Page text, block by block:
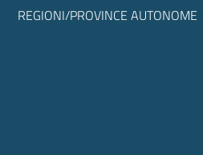
REGIONI/PROVINCE AUTONOME